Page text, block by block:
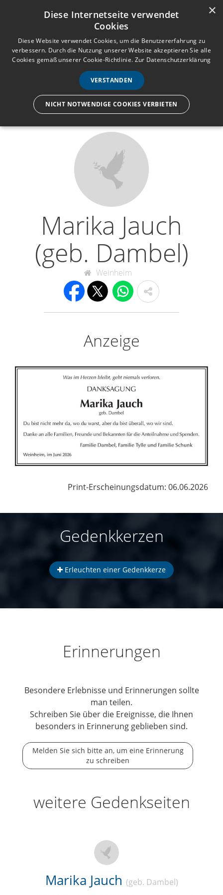
Anmelden Registrieren
e
n
ü
Wir lassen nur die Hand los,
Marika Jauch
(geb. Dambel)
Weinheim
Anzeige
Print-Erscheinungsdatum: 06.06.2026
Gedenkkerzen
Erleuchten einer Gedenkkerze
Erinnerungen
Besondere Erlebnisse und Erinnerungen sollte
man teilen.
Schreiben Sie über die Ereignisse, die Ihnen
besonders in Erinnerung geblieben sind.
Melden Sie sich bitte an, um eine Erinnerung
zu schreiben
weitere Gedenkseiten
Marika Jauch (geb. Dambel)
×
Diese Internetseite verwendet
Cookies
Diese Website verwendet Cookies, um die Benutzererfahrung zu
verbessern. Durch die Nutzung unserer Website akzeptieren Sie alle
Cookies gemäß unserer Cookie-Richtlinie. Zur Datenschutzerklärung
VERSTANDEN
NICHT NOTWENDIGE COOKIES VERBIETEN